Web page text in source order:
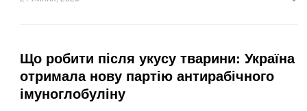
Що робити після укусу тварини: Україна
отримала нову партію антирабічного
імуноглобуліну